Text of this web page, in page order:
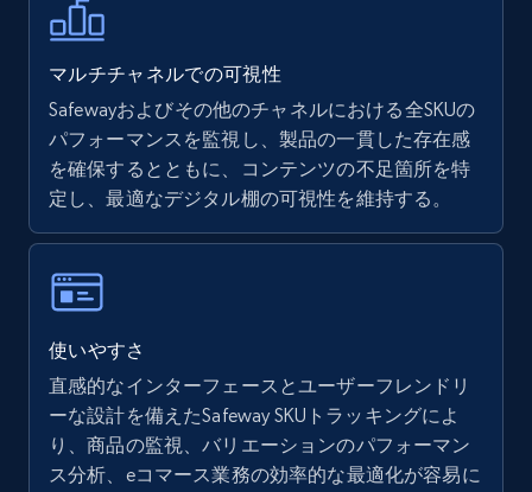
5.6K+
Walmart - products - Find new products by
using specific category URL
URL, Final price, Sku, Currency, Gtin,
Specifications, Image urls, Top reviews, and
more.
Walmart - products - Collects products by
specific keywords
マルチチャネルでの可視性
Safewayおよびその他のチャネルにおける全SKUの
パフォーマンスを監視し、製品の一貫した存在感
を確保するとともに、コンテンツの不足箇所を特
定し、最適なデジタル棚の可視性を維持する。
使いやすさ
直感的なインターフェースとユーザーフレンドリ
ーな設計を備えたSafeway SKUトラッキングによ
り、商品の監視、バリエーションのパフォーマン
ス分析、eコマース業務の効率的な最適化が容易に